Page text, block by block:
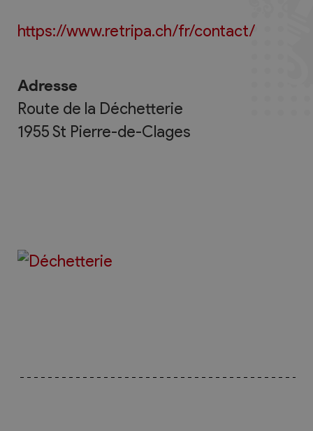
https://www.retripa.ch/fr/contact/
Adresse
Route de la Déchetterie
1955St Pierre-de-Clages